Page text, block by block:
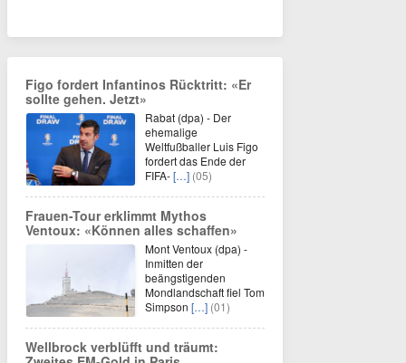
Figo fordert Infantinos Rücktritt: «Er
sollte gehen. Jetzt»
Rabat (dpa) - Der
ehemalige
Weltfußballer Luis Figo
fordert das Ende der
FIFA-[…] (05)
Frauen-Tour erklimmt Mythos
Ventoux: «Können alles schaffen»
Mont Ventoux (dpa) -
Inmitten der
beängstigenden
Mondlandschaft fiel Tom
Simpson […] (01)
Wellbrock verblüfft und träumt: